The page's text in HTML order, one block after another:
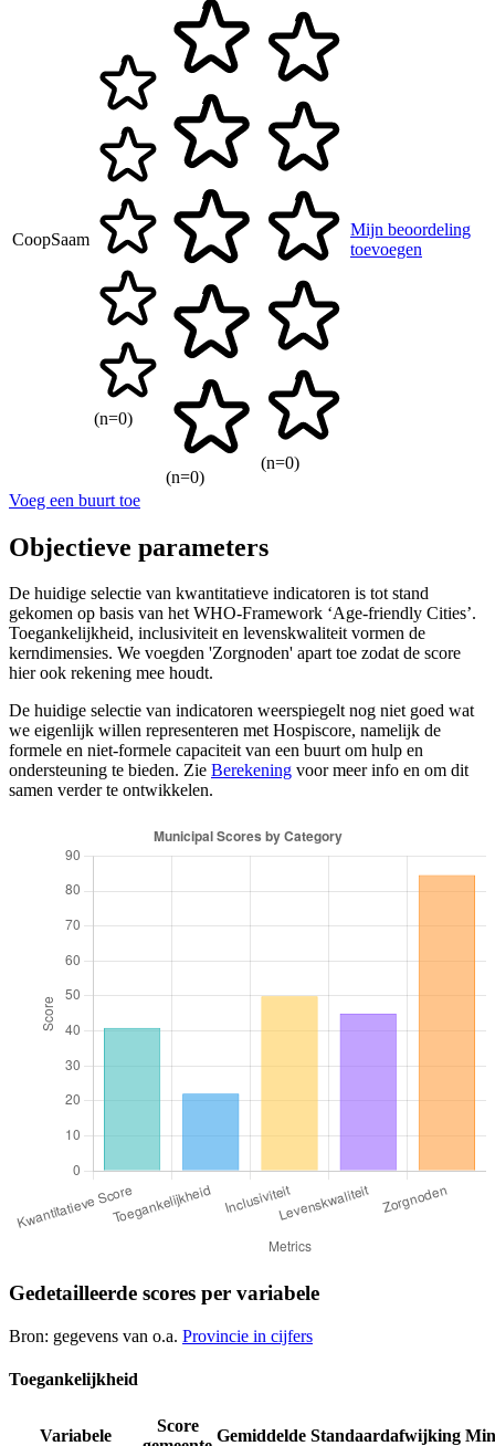
CoopSaam
(n=0)
(n=0)
(n=0)
Mijn beoordeling
toevoegen
Voeg een buurt toe
Objectieve parameters
De huidige selectie van kwantitatieve indicatoren is tot stand
gekomen op basis van het WHO-Framework ‘Age-friendly Cities’.
Toegankelijkheid, inclusiviteit en levenskwaliteit vormen de
kerndimensies. We voegden 'Zorgnoden' apart toe zodat de score
hier ook rekening mee houdt.
De huidige selectie van indicatoren weerspiegelt nog niet goed wat
we eigenlijk willen representeren met Hospiscore, namelijk de
formele en niet-formele capaciteit van een buurt om hulp en
ondersteuning te bieden. Zie Berekening voor meer info en om dit
samen verder te ontwikkelen.
Gedetailleerde scores per variabele
Bron: gegevens van o.a. Provincie in cijfers
Toegankelijkheid
Variabele
Score
Gemiddelde Standaardafwijking